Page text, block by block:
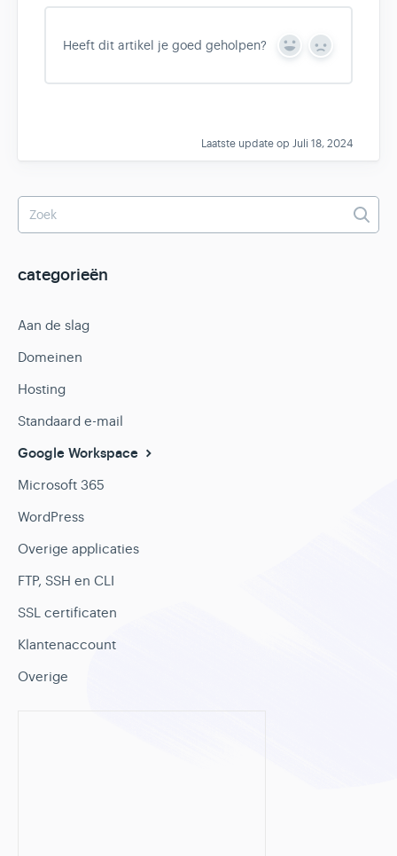
Heeft dit artikel je goed geholpen?
Y
s
N
Laatste update op Juli 18, 2024
categorieën
Aan de slag
Domeinen
Hosting
Standaard e-mail
Google Workspace
Microsoft 365
WordPress
Overige applicaties
FTP, SSH en CLI
SSL certificaten
Klantenaccount
Overige